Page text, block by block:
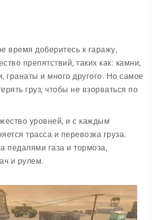
время доберитесь к гаражу,
препятствий, таких как: камни,
гранаты и много другого. Но самое
груз, чтобы не взорваться по
уровней, и с каждым
трасса и перевозка груза.
педалями газа и тормоза,
и рулем.